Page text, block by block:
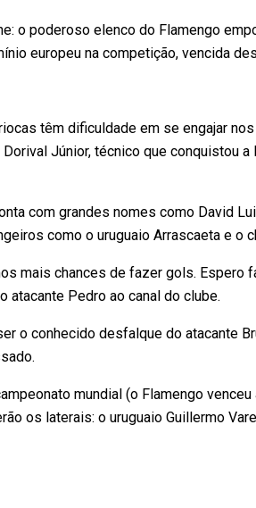
o poderoso elenco do Flamengo
europeu na competição, vencida
têm dificuldade em se engajar
Júnior, técnico que conquistou a
com grandes nomes como David
como o uruguaio Arrascaeta e o
mais chances de fazer gols. Espero
atacante Pedro ao canal do clube.
o conhecido desfalque do atacante
mundial (o Flamengo venceu
os laterais: o uruguaio Guillermo